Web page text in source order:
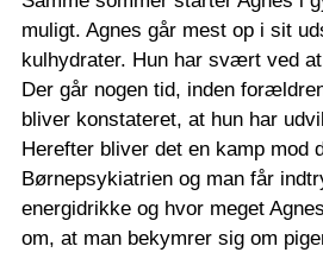
muligt. Agnes går mest op i sit
kulhydrater. Hun har svært ved
Der går nogen tid, inden
bliver konstateret, at hun har
Herefter bliver det en kamp
Børnepsykiatrien og man får
energidrikke og hvor meget
om, at man bekymrer sig om